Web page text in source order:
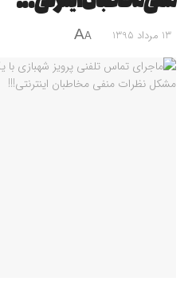
13 مرداد 1395 A
A